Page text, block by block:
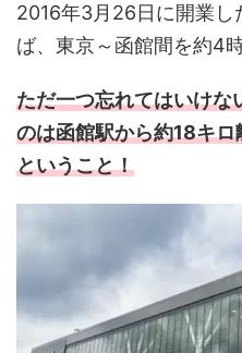
2016年3月26日に開業し
ば、東京～函館間を約4
ただ一つ忘れてはいけな
のは函館駅から約18キ
ということ！